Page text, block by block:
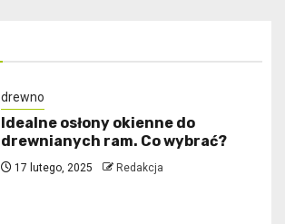
drewno
Idealne osłony okienne do
drewnianych ram. Co wybrać?
17 lutego, 2025 Redakcja